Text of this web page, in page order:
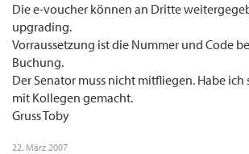
Die e-voucher können an Dritte
upgrading.
Vorraussetzung ist die Nummer und Code
Buchung.
Der Senator muss nicht mitfliegen. Habe
mit Kollegen gemacht.
Gruss Toby
22. März 2007